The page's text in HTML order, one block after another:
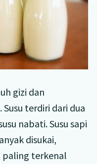
gizi dan
terdiri dari dua
nabati. Susu sapi
disukai,
paling terkenal